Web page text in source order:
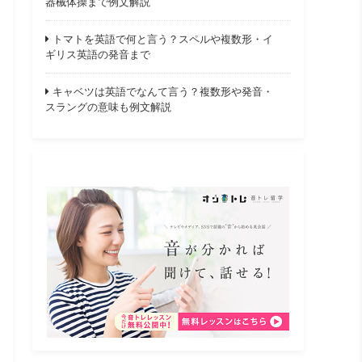
トマトを英語で何と言う？スペルや複数形・イ
ギリス英語の発音まで
キャベツは英語でなんて言う？複数形や発音・
スラングの意味も例文解説